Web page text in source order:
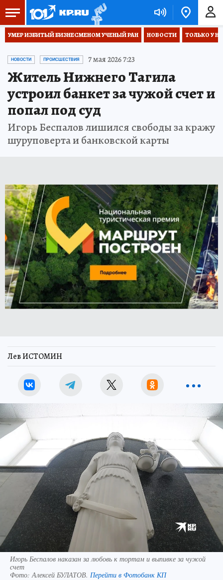
УМЕР ИЗБИТЫЙ БИЗНЕСМЕНОМ УЧЕНЫЙ РАН НОВОСТИ ТОЛЬКО У
НОВОСТИ ПРОИСШЕСТВИЯ 7 мая 2026 7:23
Житель Нижнего Тагила
устроил банкет за чужой счет и
попал под суд
Игорь Беспалов лишился свободы за кражу
шуруповерта и банковской карты
Лев ИСТОМИН
Игорь Беспалов наказан за любовь к тортам и выпивке за чужой
счет
Фото: Алексей БУЛАТОВ. Перейти в Фотобанк КП